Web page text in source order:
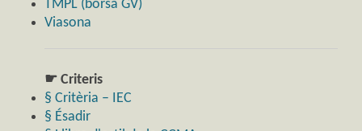
TMPL (borsa GV)
Viasona
☛ Criteris
§ Critèria – IEC
§ Ésadir